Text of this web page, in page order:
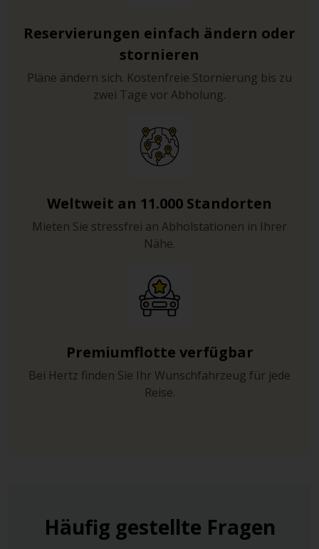
Reservierungen einfach ändern oder
stornieren
Pläne ändern sich. Kostenfreie Stornierung bis zu
zwei Tage vor Abholung.
Weltweit an 11.000 Standorten
Mieten Sie stressfrei an Abholstationen in Ihrer
Nähe.
Premiumflotte verfügbar
Bei Hertz finden Sie Ihr Wunschfahrzeug für jede
Reise.
Häufig gestellte Fragen